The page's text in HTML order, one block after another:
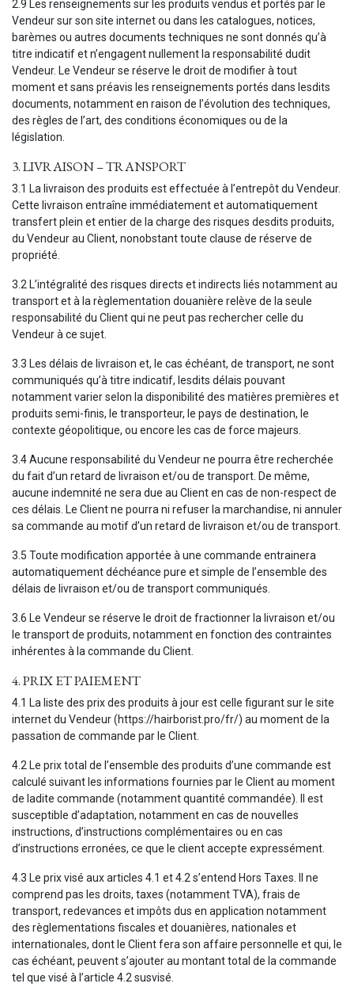
2.9 Les renseignements sur les produits vendus et portés par le
Vendeur sur son site internet ou dans les catalogues, notices,
barèmes ou autres documents techniques ne sont donnés qu’à
titre indicatif et n’engagent nullement la responsabilité dudit
Vendeur. Le Vendeur se réserve le droit de modifier à tout
moment et sans préavis les renseignements portés dans lesdits
documents, notamment en raison de l’évolution des techniques,
des règles de l’art, des conditions économiques ou de la
législation.
3. LIVRAISON – TRANSPORT
3.1 La livraison des produits est effectuée à l’entrepôt du Vendeur.
Cette livraison entraîne immédiatement et automatiquement
transfert plein et entier de la charge des risques desdits produits,
du Vendeur au Client, nonobstant toute clause de réserve de
propriété.
3.2 L’intégralité des risques directs et indirects liés notamment au
transport et à la règlementation douanière relève de la seule
responsabilité du Client qui ne peut pas rechercher celle du
Vendeur à ce sujet.
3.3 Les délais de livraison et, le cas échéant, de transport, ne sont
communiqués qu’à titre indicatif, lesdits délais pouvant
notamment varier selon la disponibilité des matières premières et
produits semi-finis, le transporteur, le pays de destination, le
contexte géopolitique, ou encore les cas de force majeurs.
3.4 Aucune responsabilité du Vendeur ne pourra être recherchée
du fait d’un retard de livraison et/ou de transport. De même,
aucune indemnité ne sera due au Client en cas de non-respect de
ces délais. Le Client ne pourra ni refuser la marchandise, ni annuler
sa commande au motif d’un retard de livraison et/ou de transport.
3.5 Toute modification apportée à une commande entrainera
automatiquement déchéance pure et simple de l’ensemble des
délais de livraison et/ou de transport communiqués.
3.6 Le Vendeur se réserve le droit de fractionner la livraison et/ou
le transport de produits, notamment en fonction des contraintes
inhérentes à la commande du Client.
4. PRIX ET PAIEMENT
4.1 La liste des prix des produits à jour est celle figurant sur le site
internet du Vendeur (https://hairborist.pro/fr/) au moment de la
passation de commande par le Client.
4.2 Le prix total de l’ensemble des produits d’une commande est
calculé suivant les informations fournies par le Client au moment
de ladite commande (notamment quantité commandée). Il est
susceptible d’adaptation, notamment en cas de nouvelles
instructions, d’instructions complémentaires ou en cas
d’instructions erronées, ce que le client accepte expressément.
4.3 Le prix visé aux articles 4.1 et 4.2 s’entend Hors Taxes. Il ne
comprend pas les droits, taxes (notamment TVA), frais de
transport, redevances et impôts dus en application notamment
des règlementations fiscales et douanières, nationales et
internationales, dont le Client fera son affaire personnelle et qui, le
cas échéant, peuvent s’ajouter au montant total de la commande
tel que visé à l’article 4.2 susvisé.